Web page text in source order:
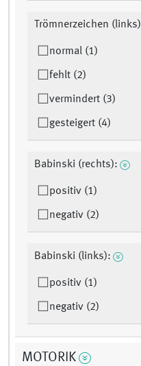
Trömnerzeichen (links)
normal (1)
fehlt (2)
vermindert (3)
gesteigert (4)
Babinski (rechts):
positiv (1)
negativ (2)
Babinski (links):
positiv (1)
negativ (2)
MOTORIK